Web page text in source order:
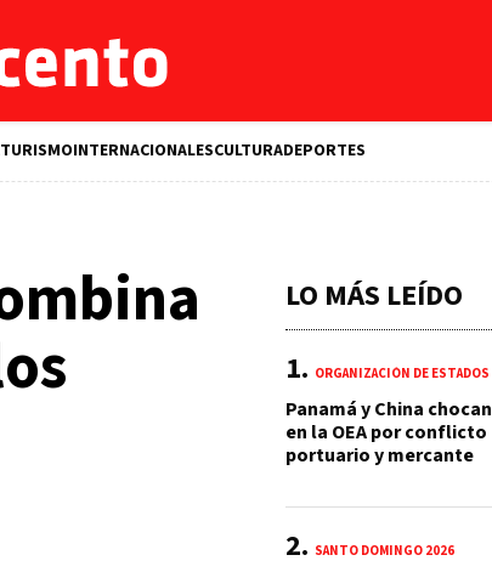
TURISMOINTERNACIONALESCULTURADEPORTES
LO MÁS LEÍDO
Panamá y China chocan
en la OEA por conflicto
portuario y mercante
SANTO DOMINGO 2026